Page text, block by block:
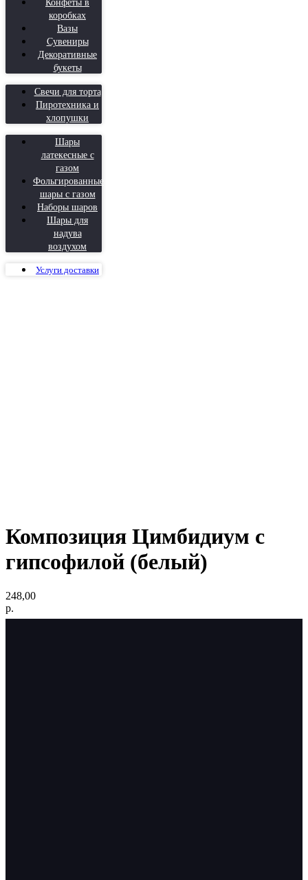
коробках
Вазы
Сувениры
Декоративные
букеты
Свечи для торта
Пиротехника и
хлопушки
Шары
латекесные с
газом
Фольгированные
шары с газом
Наборы шаров
Шары для
надува
воздухом
Услуги доставки
Композиция Цимбидиум с
гипсофилой (белый)
248,00
р.